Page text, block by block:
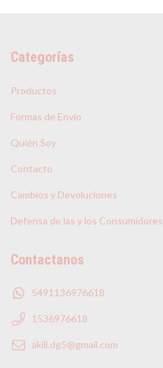
Categorías
Productos
Formas de Envio
Quién Soy
Contacto
Cambios y Devoluciones
Defensa de las y los Consumidores
Contactanos
5491136976618
1536976618
akili.dg5@gmail.com